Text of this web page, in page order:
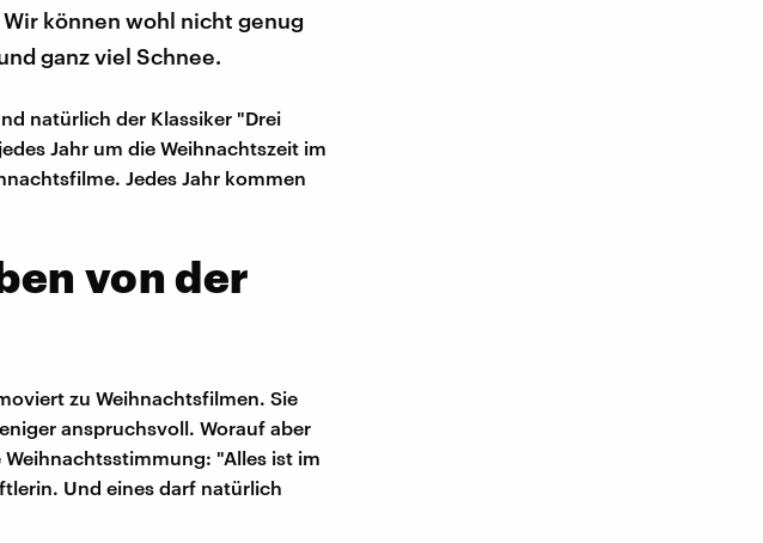
können wohl nicht genug
ganz viel Schnee.
natürlich der Klassiker "Drei
Jahr um die Weihnachtszeit im
Jedes Jahr kommen
von der
zu Weihnachtsfilmen. Sie
anspruchsvoll. Worauf aber
"Alles ist im
Und eines darf natürlich